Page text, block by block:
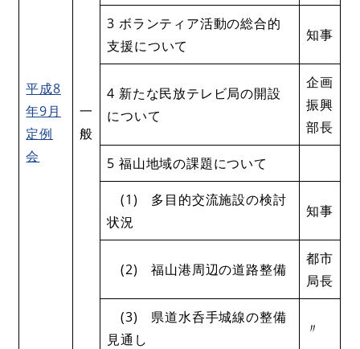
平成8
年9月
定例
会
一
般
3 ボランティア活動の総合的
支援について
知事
4 新たな民放テレビ局の開設
について
企画
振興
部長
5 福山地域の課題について
(1) 多目的交流施設の検討
状況
知事
(2) 福山港周辺の道路整備
都市
局長
(3) 県道水呑手城線の整備
見通し
〃